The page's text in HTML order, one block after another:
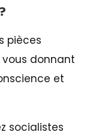
pièces
vous donnant
et
socialistes